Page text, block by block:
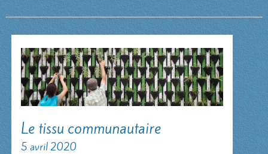
Le tissu communautaire
5 avril 2020